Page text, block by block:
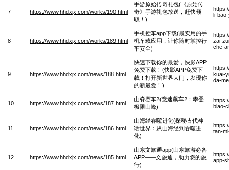
7 https://www.hhdxjx.com/works/190.html
手游原始传奇礼包(《原始传
奇》手游礼包放送，赶快领
取！)
li-
8 https://www.hhdxjx.com/works/189.html
手机控车app下载(最实用的手
机车载应用，让你随时掌控行
车安全)
zai-
che-
9 https://www.hhdxjx.com/news/188.html
快速下载你的最爱，快影APP
免费下载！(快影APP免费下
载！打开新世界大门，发现你
的新最爱！)
kuai-
da-
10 https://www.hhdxjx.com/news/187.html
山脊赛车2(竞速飙车2：攀登
极限山峰)
biao-
11 https://www.hhdxjx.com/news/186.html
山海经吞噬进化(探秘古代神
话世界：从山海经到吞噬进
化)
tan-
12 https://www.hhdxjx.com/news/185.html
山东文旅通app(山东旅游必备
APP——文旅通，助力您的旅
行)
app-